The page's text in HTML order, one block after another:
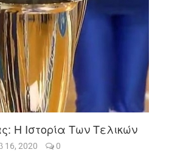
Η Ιστορία Των Τελικών
16, 2020
0